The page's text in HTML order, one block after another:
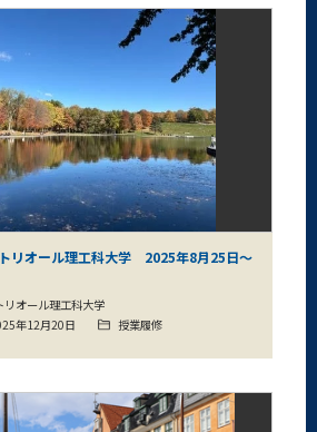
リオール理工科大学 2025年8月25日～
リオール理工科大学
年12月20日
授業履修